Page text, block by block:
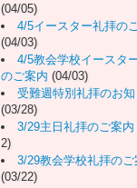
(04/05)
4/5イースター礼拝の
(04/03)
4/5教会学校イースタ
のご案内 (04/03)
受難週特別礼拝のお
(03/28)
3/29主日礼拝のご案内
2)
3/29教会学校礼拝のご
(03/22)